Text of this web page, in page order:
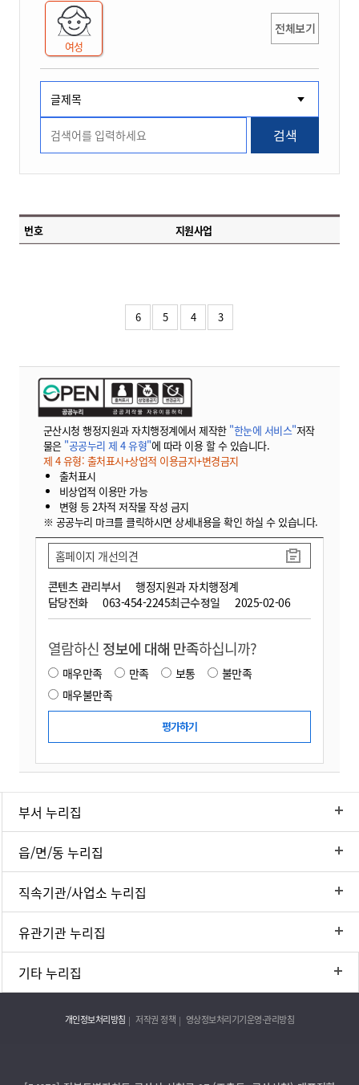
여성
전체보기
검색
번호 지원사업
6 5 4 3
군산시청 행정지원과 자치행정계에서 제작한 "한눈에 서비스"저작
물은 "공공누리 제 4 유형"에 따라 이용 할 수 있습니다.
제 4 유형: 출처표시+상업적 이용금지+변경금지
출처표시
비상업적 이용만 가능
변형 등 2차적 저작물 작성 금지
※ 공공누리 마크를 클릭하시면 상세내용을 확인 하실 수 있습니다.
콘텐츠 관리부서
행정지원과 자치행정계
담당전화
063-454-2245최근수정일 2025-02-06
홈페이지 개선의견
열람하신 정보에 대해 만족하십니까?
매우만족 만족 보통
불만족
매우불만족
부서 누리집
읍/면/동 누리집
직속기관/사업소 누리집
유관기관 누리집
기타 누리집
개인정보처리방침 저작권 정책 영상정보처리기기운영·관리방침